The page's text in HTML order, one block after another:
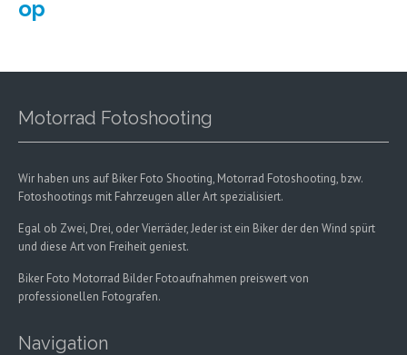
Motorrad Fotoshooting
Wir haben uns auf Biker Foto Shooting, Motorrad Fotoshooting, bzw.
Fotoshootings mit Fahrzeugen aller Art spezialisiert.
Egal ob Zwei, Drei, oder Vierräder, Jeder ist ein Biker der den Wind spürt
und diese Art von Freiheit geniest.
Biker Foto Motorrad Bilder Fotoaufnahmen preiswert von
professionellen Fotografen.
Navigation